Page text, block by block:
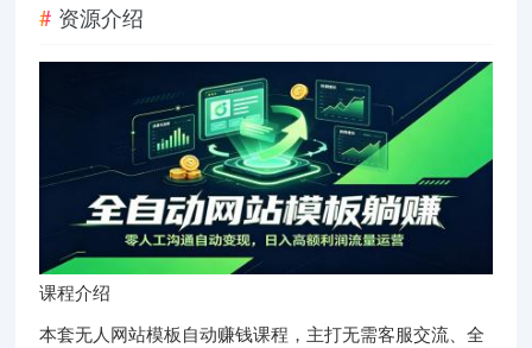
资源介绍
课程介绍
本套无人网站模板自动赚钱课程，主打无需客服交流、全